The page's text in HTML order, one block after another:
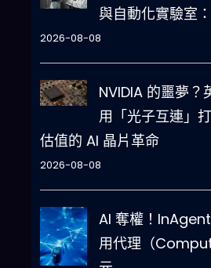
與自動化實驗室
2026-08-08
NVIDIA 的噩夢
用「光子互連」
估值的 AI 晶片革命
2026-08-08
AI 奪權！
用代理（